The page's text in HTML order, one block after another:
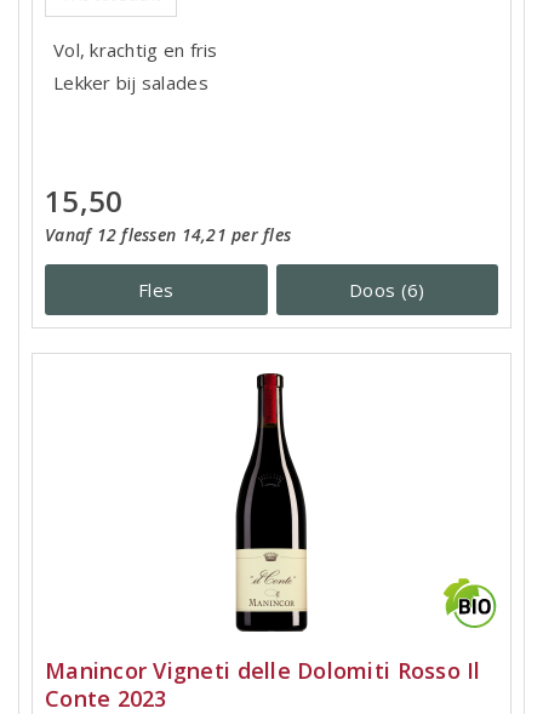
Vol, krachtig en fris
Lekker bij salades
15,50
Vanaf 12 flessen 14,21 per fles
Fles Doos (6)
Manincor Vigneti delle Dolomiti Rosso Il
Conte 2023